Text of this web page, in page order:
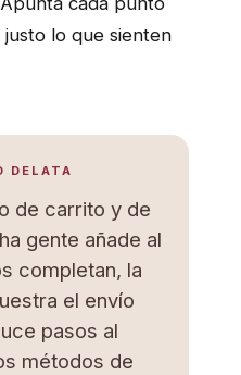
lo que sienten
DELATA
de carrito y de
gente añade al
completan, la
el envío
pasos al
métodos de